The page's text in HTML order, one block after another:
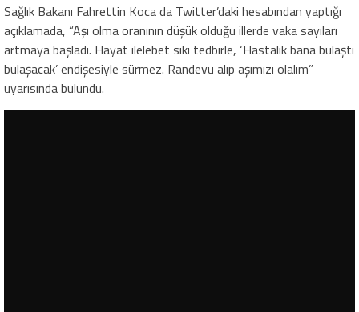
Sağlık Bakanı Fahrettin Koca da Twitter’daki hesabından yaptığı
açıklamada, “Aşı olma oranının düşük olduğu illerde vaka sayıları
artmaya başladı. Hayat ilelebet sıkı tedbirle, ‘Hastalık bana bulaştı
bulaşacak’ endişesiyle sürmez. Randevu alıp aşımızı olalım”
uyarısında bulundu.